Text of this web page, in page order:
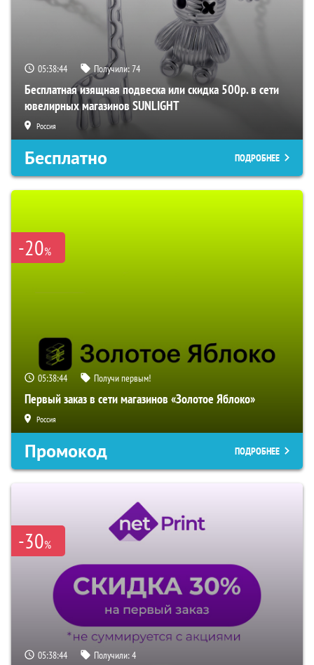
05:38:43 Получили:74
Бесплатная изящная подвеска или скидка 500р. в сети
ювелирных магазинов SUNLIGHT
Россия
Бесплатно ПОДРОБНЕЕ
-20%
05:38:43 Получи первым!
Первый заказ в сети магазинов «Золотое Яблоко»
Россия
Промокод ПОДРОБНЕЕ
-30%
05:38:43 Получили:4